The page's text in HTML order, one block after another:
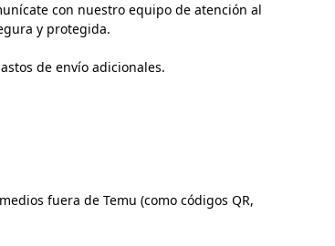
con nuestro equipo de atención al
y protegida.
de envío adicionales.
fuera de Temu (como códigos QR,